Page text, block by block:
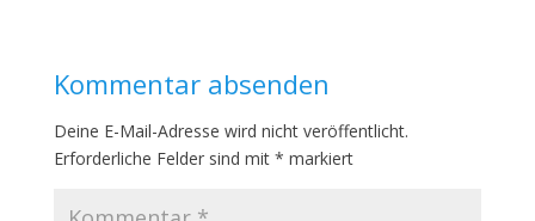
Kommentar absenden
Deine E-Mail-Adresse wird nicht veröffentlicht.
Erforderliche Felder sind mit * markiert